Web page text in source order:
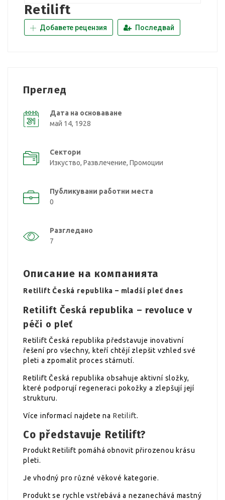
Retilift
Добавете рецензия Последвай
Преглед
Дата на основаване
май 14, 1928
Сектори
Изкуство, Развлечение, Промоции
Публикувани работни места
0
Разгледано
7
Описание на компанията
Retilift Česká republika – mladší pleť dnes
Retilift Česká republika – revoluce v
péči o pleť
Retilift Česká republika představuje inovativní
řešení pro všechny, kteří chtějí zlepšit vzhled své
pleti a zpomalit proces stárnutí.
Retilift Česká republika obsahuje aktivní složky,
které podporují regeneraci pokožky a zlepšují její
strukturu.
Více informací najdete na Retilift.
Co představuje Retilift?
Produkt Retilift pomáhá obnovit přirozenou krásu
pleti.
Je vhodný pro různé věkové kategorie.
Produkt se rychle vstřebává a nezanechává mastný